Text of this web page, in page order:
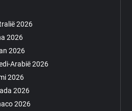
2026
2026
2026
Arabië 2026
2026
2026
2026